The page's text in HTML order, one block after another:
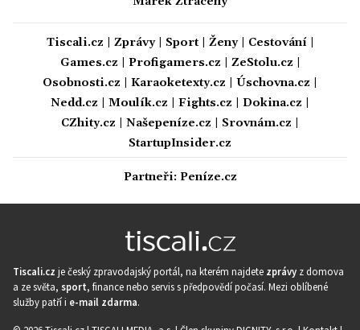
Tiscali.cz Zprávy| Sport| Ženy| Cestování|
Games.cz
Profigamers.cz ZeStolu.cz
Osobnosti.cz
Karaoketexty.cz Úschovna.cz
Nedd.cz
Moulík.cz Fights.cz Dokina.cz
CZhity.cz
Našepeníze.cz Srovnám.cz
StartupInsider.cz
Partneři: Peníze.cz
Tiscali.cz je český zpravodajský portál, na kterém najdete zprávy z domova
a ze světa, sport, finance nebo servis s předpovědí počasí. Mezi oblíbené
služby patří i e-mail zdarma.